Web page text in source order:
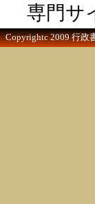
専門サ
Copyrightc 2009 行政